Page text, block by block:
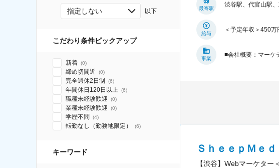
指定しない 以下
こだわり条件ピックアップ
新着 (0)
締め切間近 (0)
完全週休2日制 (6)
年間休日120日以上 (6)
職種未経験歓迎 (0)
業種未経験歓迎 (0)
学歴不問 (4)
転勤なし（勤務地限定） (6)
キーワード
最寄駅
渋谷駅、代官山駅
給与
＜予定年収＞450
事業
■会社概要：マーケ
ＳｈｅｅｐＭｅ
【渋谷】Webマーケタ